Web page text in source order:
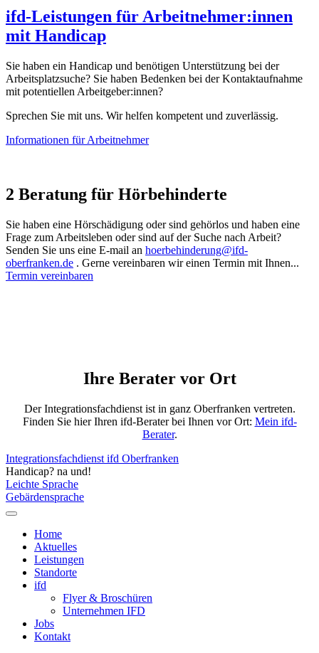
ifd-Leistungen für Arbeitnehmer:innen
mit Handicap
Sie haben ein Handicap und benötigen Unterstützung bei der
Arbeitsplatzsuche? Sie haben Bedenken bei der Kontaktaufnahme
mit potentiellen Arbeitgeber:innen?
Sprechen Sie mit uns. Wir helfen kompetent und zuverlässig.
Informationen für Arbeitnehmer
2 Beratung für Hörbehinderte
Sie haben eine Hörschädigung oder sind gehörlos und haben eine
Frage zum Arbeitsleben oder sind auf der Suche nach Arbeit?
Senden Sie uns eine E-mail an hoerbehinderung@ifd-
oberfranken.de . Gerne vereinbaren wir einen Termin mit Ihnen...
Termin vereinbaren
Ihre Berater vor Ort
Der Integrationsfachdienst ist in ganz Oberfranken vertreten.
Finden Sie hier Ihren ifd-Berater bei Ihnen vor Ort: Mein ifd-
Berater.
Integrationsfachdienst ifd Oberfranken
Handicap? na und!
Leichte Sprache
Gebärdensprache
Home
Aktuelles
Leistungen
Standorte
ifd
Flyer & Broschüren
Unternehmen IFD
Jobs
Kontakt